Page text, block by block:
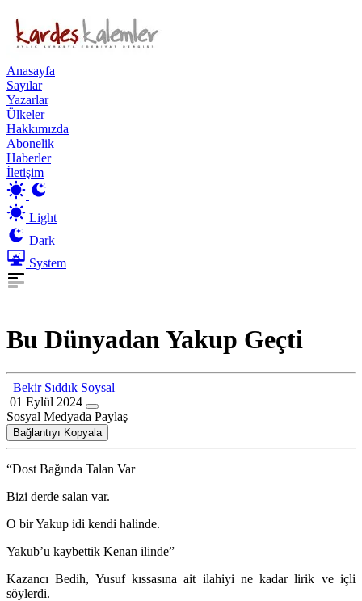
Anasayfa
Sayılar
Yazarlar
Ülkeler
Hakkımızda
Abonelik
Haberler
İletişim
Light
Dark
System
Bu Dünyadan Yakup Geçti
Bekir Sıddık Soysal
01 Eylül 2024
Sosyal Medyada Paylaş
Bağlantıyı Kopyala
“Dost Bağında Talan Var
Bizi derde salan var.
O bir Yakup idi kendi halinde.
Yakub’u kaybettik Kenan ilinde”
Kazancı Bedih, Yusuf kıssasına ait ilahiyi ne kadar lirik ve içli
söylerdi.